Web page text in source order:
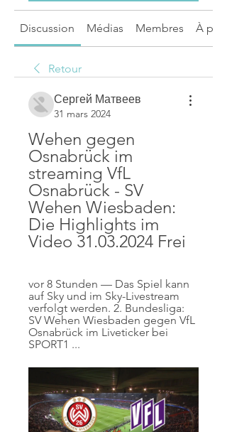
Discussion Médias Membres À
Retour
Сергей Матвеев
31 mars 2024
Wehen gegen
Osnabrück im
streaming VfL
Osnabrück - SV
Wehen Wiesbaden:
Die Highlights im
Video 31.03.2024 Frei
vor 8 Stunden — Das Spiel kann
auf Sky und im Sky-Livestream
verfolgt werden. 2. Bundesliga:
SV Wehen Wiesbaden gegen VfL
Osnabrück im Liveticker bei
SPORT1 ...